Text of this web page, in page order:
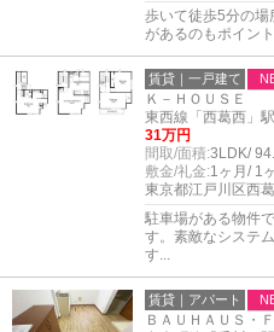
歩いて徒歩5分の場
があるのもポイン
賃貸｜一戸建て
Ｋ－ＨＯＵＳＥ
東西線「西葛西」
31万円
間取/面積:3LDK/
敷金/礼金:1ヶ月/ 1
東京都江戸川区西
駐車場がある物件
す。素敵なシステ
す...
賃貸｜アパート
ＢＡＵＨＡＵＳ・Ｆ